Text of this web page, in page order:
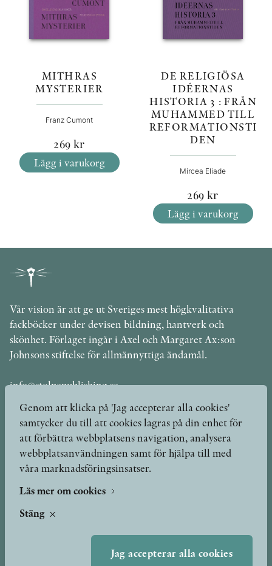
MITHRAS
MYSTERIER
Franz Cumont
269 kr
Lägg i varukorg
DE RELIGIÖSA
IDÉERNAS
HISTORIA 3 : FRÅN
MUHAMMED TILL
REFORMATIONSTI
DEN
Mircea Eliade
269 kr
Lägg i varukorg
Vår vision är att ge ut Sveriges mest högkvalitativa
fackböcker under devisen bildning, hantverk och
skönhet. Förlaget ingår i Axel och Margaret Ax:son
Johnsons stiftelse för allmännyttiga ändamål.
info@stolpepublishing.se
Böcker
Författare
Yukiko och Patrik möter
Hilma af Klint
Om oss
Genom att klicka på 'Jag accepterar alla cookies'
samtycker du till att cookies lagras på din enhet för
att förbättra webbplatsens navigation, analysera
webbplatsanvändningen samt för hjälpa till med
våra marknadsföringsinsatser.
Läs mer om cookies
Stäng
Jag accepterar alla cookies